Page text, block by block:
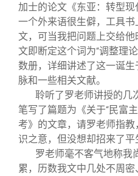
加士的论文《东亚：转型
一个外来语很生僻，工具
文，可当我把问题上交给
文即断定这个词为“调整理论
数册，详细讲述了这一诞
脉和一些相关文献。
聆听了罗老师讲授的几
笔写了篇题为《关于“民富
考》的文章，请罗老师指
识之意，但没想却招来了平
罗老师毫不客气地称我
累，历数我文中几处不周密